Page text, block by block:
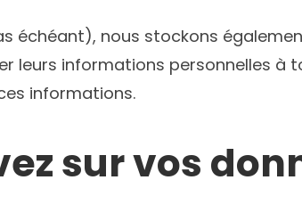
échéant), nous stockons
leurs informations personnelles à
informations.
sur vos